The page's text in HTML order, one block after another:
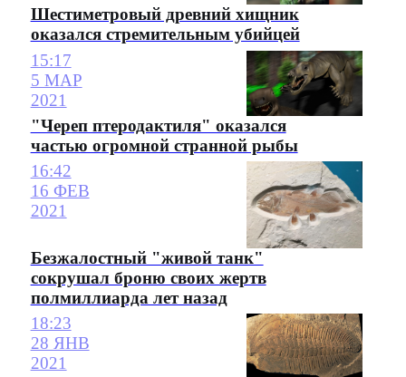
Шестиметровый древний хищник
оказался стремительным убийцей
15:17
5 МАР
2021
"Череп птеродактиля" оказался
частью огромной странной рыбы
16:42
16 ФЕВ
2021
Безжалостный "живой танк"
сокрушал броню своих жертв
полмиллиарда лет назад
18:23
28 ЯНВ
2021